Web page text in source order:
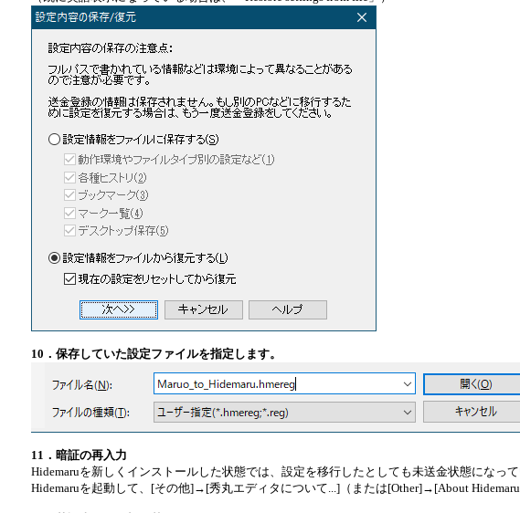
10．保存していた設定ファイルを指定します。
11．暗証の再入力
Hidemaruを新しくインストールした状態では、設定を移行したとしても未送金状態になって
Hidemaruを起動して、[その他]→[秀丸エディタについて...]（または[Other]→[About